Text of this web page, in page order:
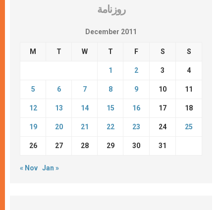
روزنامة
December 2011
M T W T F S S
1 2 3 4
5 6 7 8 9 10 11
12 13 14 15 16 17 18
19 20 21 22 23 24 25
26 27 28 29 30 31
« Nov Jan »